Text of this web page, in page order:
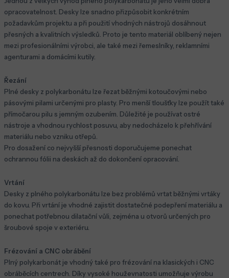
opracovatelnost. Desky lze snadno přizpůsobit konkrétním
požadavkům projektu a při použití vhodných nástrojů dosáhnout
přesných a kvalitních výsledků. Proto je tento materiál oblíbený nejen
mezi profesionálními výrobci, ale také mezi řemeslníky, reklamními
agenturami a domácími kutily.
Řezání
Plné desky z polykarbonátu lze řezat běžnými kotoučovými nebo
pásovými pilami určenými pro plasty. Pro menší tloušťky lze použít také
přímočarou pilu s jemným ozubením. Důležité je používat ostré
nástroje a vhodnou rychlost posuvu, aby nedocházelo k přehřívání
materiálu nebo vzniku otřepů.
Pro dosažení co nejvyšší přesnosti doporučujeme ponechat
ochrannou fólii na deskách až do dokončení opracování.
Vrtání
Desky z plného polykarbonátu lze bez problémů vrtat běžnými vrtáky
do kovu. Při vrtání je vhodné zajistit dostatečné podepření materiálu a
ponechat potřebnou dilatační vůli, zejména u otvorů určených pro
šroubové spoje v exteriéru.
Frézování a CNC obrábění
Plný polykarbonát je vhodný také pro frézování na klasických i CNC
obráběcích centrech. Díky vysoké houževnatosti umožňuje výrobu